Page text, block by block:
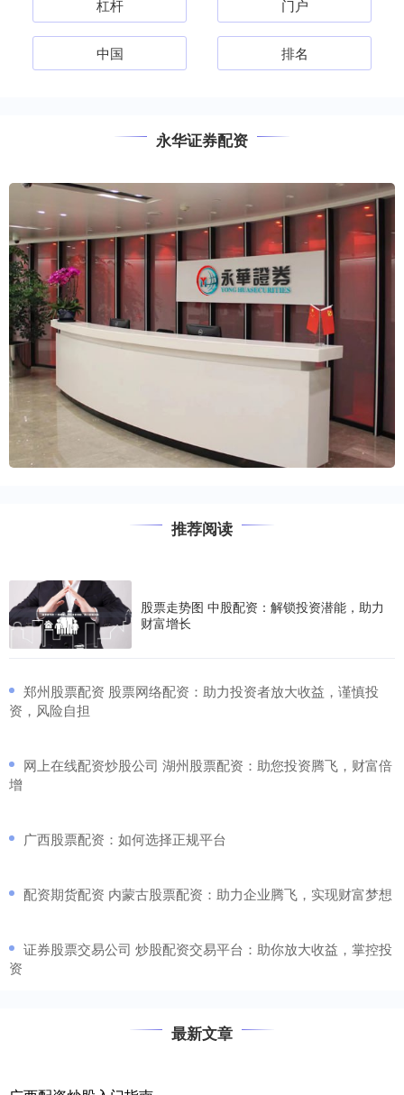
杠杆 门户
中国 排名
永华证券配资
推荐阅读
股票走势图 中股配资：解锁投资潜能，助力
财富增长
​郑州股票配资 股票网络配资：助力投资者放大收益，谨慎投
资，风险自担
​网上在线配资炒股公司 湖州股票配资：助您投资腾飞，财富倍
增
​广西股票配资：如何选择正规平台
​配资期货配资 内蒙古股票配资：助力企业腾飞，实现财富梦想
​证券股票交易公司 炒股配资交易平台：助你放大收益，掌控投
资
最新文章